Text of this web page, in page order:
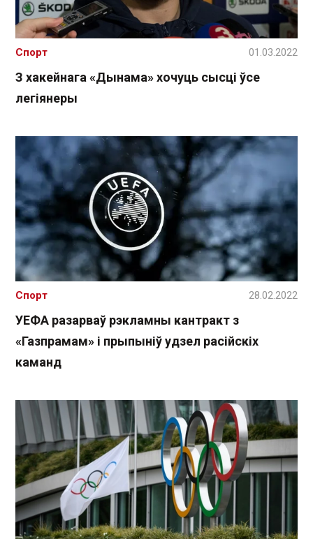
З хакейнага «Дынама» хочуць сысці ўсе
легіянеры
Спорт 01.03.2022
УЕФА разарваў рэкламны кантракт з
«Газпрамам» і прыпыніў удзел расійскіх
каманд
Спорт 28.02.2022